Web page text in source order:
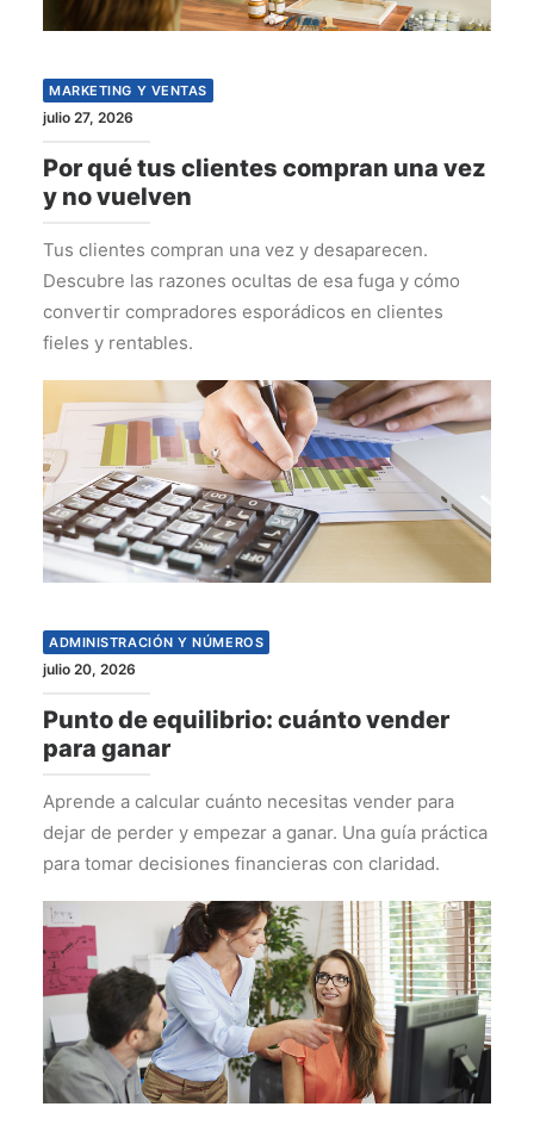
MARKETING Y VENTAS
julio 27, 2026
Por qué tus clientes compran una vez
y no vuelven
Tus clientes compran una vez y desaparecen.
Descubre las razones ocultas de esa fuga y cómo
convertir compradores esporádicos en clientes
fieles y rentables.
ADMINISTRACIÓN Y NÚMEROS
julio 20, 2026
Punto de equilibrio: cuánto vender
para ganar
Aprende a calcular cuánto necesitas vender para
dejar de perder y empezar a ganar. Una guía práctica
para tomar decisiones financieras con claridad.